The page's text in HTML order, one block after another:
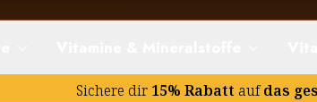
Sichere dir 15% Rabatt aufdas